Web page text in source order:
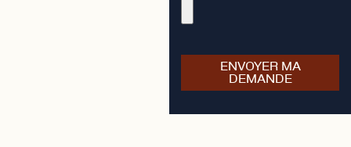
ENVOYER MA
DEMANDE